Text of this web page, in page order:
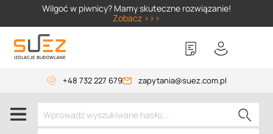
Wilgoć w piwnicy? Mamy skuteczne rozwiązanie!
Zobacz >>>
+48 732 227 679 zapytania@suez.com.pl